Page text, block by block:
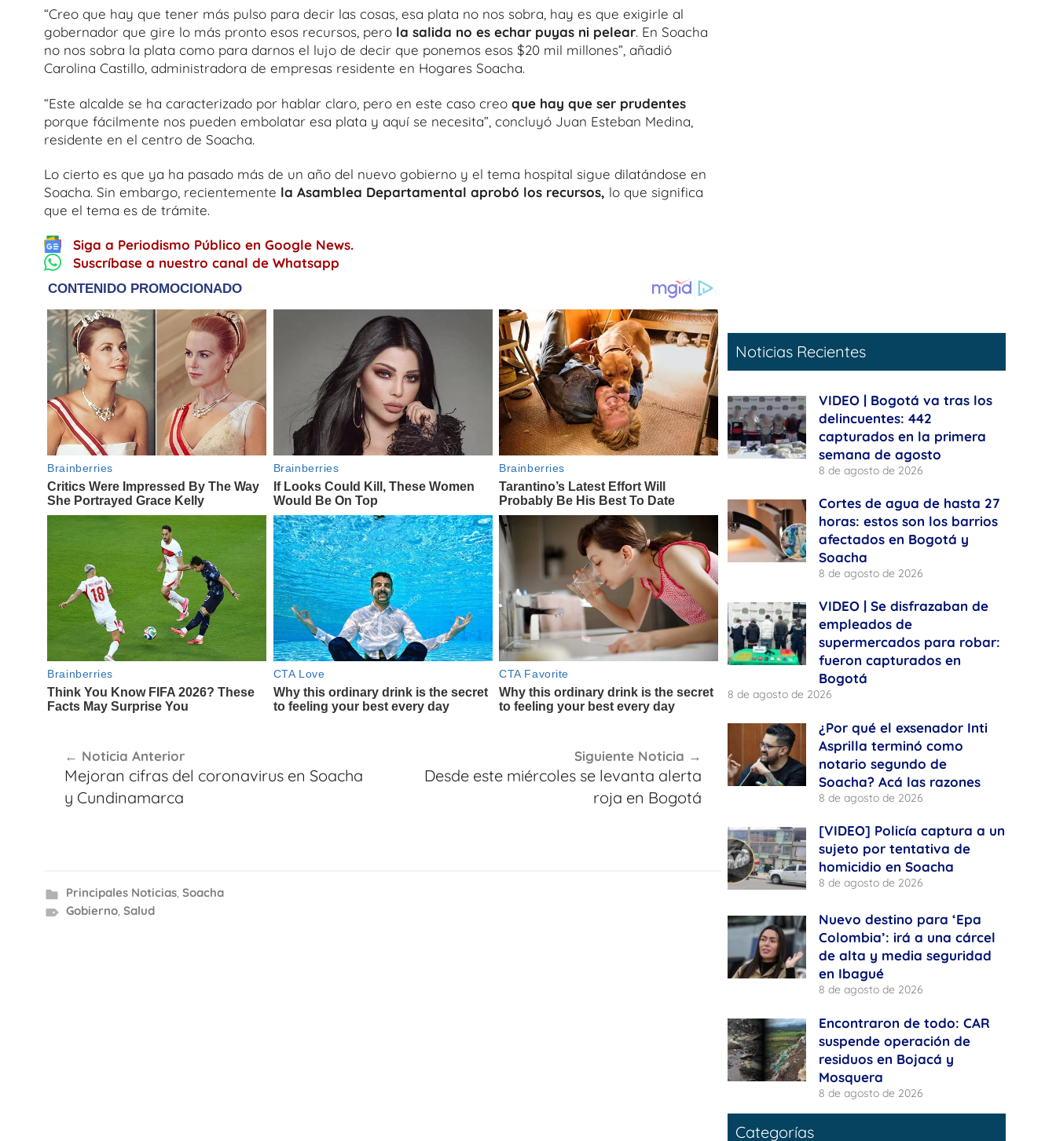
“Creo que hay que tener más pulso para decir las cosas, esa plata no nos sobra, hay es que exigirle al
gobernador que gire lo más pronto esos recursos, pero la salida no es echar puyas ni pelear. En Soacha
no nos sobra la plata como para darnos el lujo de decir que ponemos esos $20 mil millones”, añadió
Carolina Castillo, administradora de empresas residente en Hogares Soacha.
“Este alcalde se ha caracterizado por hablar claro, pero en este caso creo que hay que ser prudentes
porque fácilmente nos pueden embolatar esa plata y aquí se necesita”, concluyó Juan Esteban Medina,
residente en el centro de Soacha.
Lo cierto es que ya ha pasado más de un año del nuevo gobierno y el tema hospital sigue dilatándose en
Soacha. Sin embargo, recientemente la Asamblea Departamental aprobó los recursos, lo que significa
que el tema es de trámite.
Siga a Periodismo Público en Google News.
Suscríbase a nuestro canal de Whatsapp
de
entradas
Noticia Anterior
Mejoran cifras del coronavirus en Soacha
y Cundinamarca
Siguiente Noticia
Desde este miércoles se levanta alerta
roja en Bogotá
Principales Noticias, Soacha
Gobierno, Salud
Noticias Recientes
VIDEO | Bogotá va tras los
delincuentes: 442
capturados en la primera
semana de agosto
8 de agosto de 2026
Cortes de agua de hasta 27
horas: estos son los barrios
afectados en Bogotá y
Soacha
8 de agosto de 2026
VIDEO | Se disfrazaban de
empleados de
supermercados para robar:
fueron capturados en
Bogotá
8 de agosto de 2026
¿Por qué el exsenador Inti
Asprilla terminó como
notario segundo de
Soacha? Acá las razones
8 de agosto de 2026
[VIDEO] Policía captura a un
sujeto por tentativa de
homicidio en Soacha
8 de agosto de 2026
Nuevo destino para ‘Epa
Colombia’: irá a una cárcel
de alta y media seguridad
en Ibagué
8 de agosto de 2026
Encontraron de todo: CAR
suspende operación de
residuos en Bojacá y
Mosquera
8 de agosto de 2026
Categorías